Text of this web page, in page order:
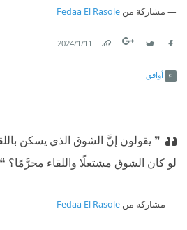
مشاركة من Fedaa El Rasole
11‏/1‏/2024
أوافق
❞ يقولون إنَّ الشوق الذي يسكن
لو كان الشوق مشتعلًا واللقاء محرَّمًا؟‏ ❝
مشاركة من Fedaa El Rasole